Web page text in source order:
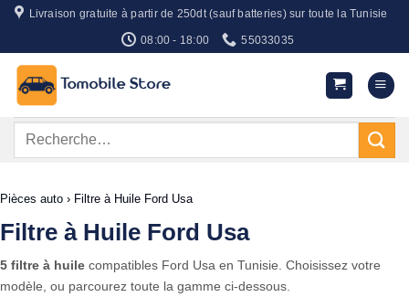
Passer
contenu
Livraison gratuite à partir de 250dt (sauf batteries) sur toute la Tunisie
08:00 - 18:00 55033035
Recherche
Pièces auto › Filtre à Huile Ford Usa
Filtre à Huile Ford Usa
5 filtre à huile compatibles Ford Usa en Tunisie. Choisissez votre
modèle, ou parcourez toute la gamme ci-dessous.